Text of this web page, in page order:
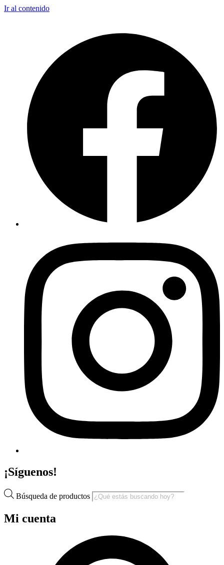
Ir al contenido
¡Síguenos!
Búsqueda de productos
Mi cuenta